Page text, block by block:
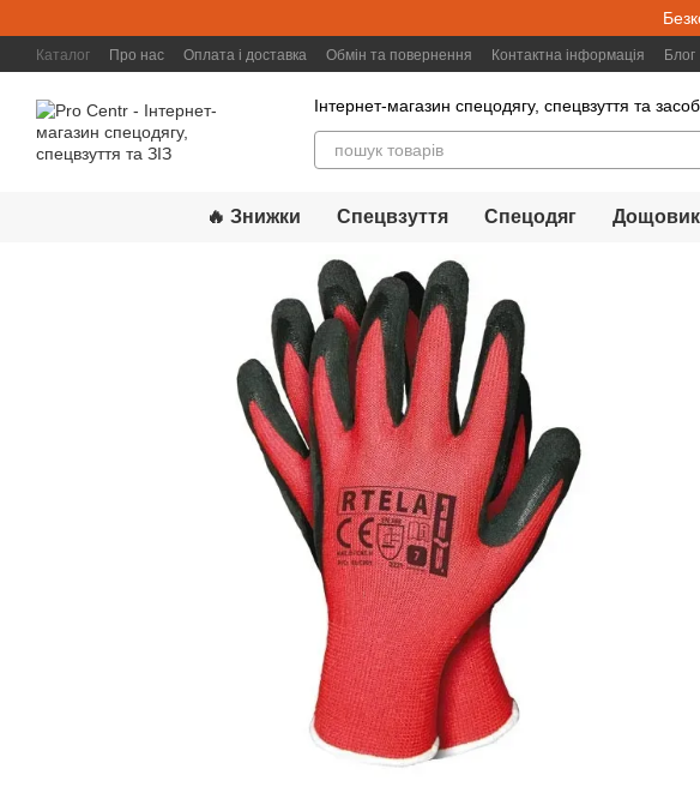
Каталог Про нас Оплата і доставка Обмін та повернення Контактна інформація Блог
Інтернет-магазин спецодягу, спецвзуття та
🔥 Знижки Спецвзуття Спецодяг